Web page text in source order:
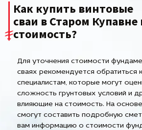
Как купить винтовые
сваи в Старом
стоимость?
Для уточнения стоимости
сваях рекомендуется обратиться
специалистам, которые могут
сложность грунтовых условий и
влияющие на стоимость. На
смогут составить подробную
вам информацию о стоимости